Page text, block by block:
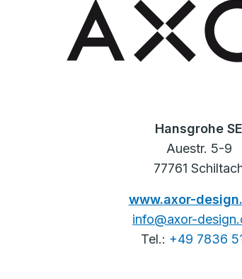
Hansgrohe SE
Auestr. 5-9
77761
www.axor-
info@axor-
Tel.: +49 7836